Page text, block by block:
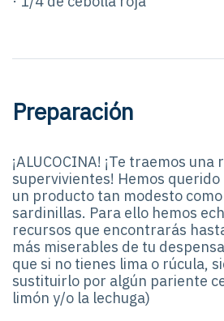
Preparación
¡ALUCOCINA! ¡Te traemos
supervivientes! Hemos
un producto tan modesto
sardinillas. Para ello hemos
recursos que encontrarás
más miserables de tu
que si no tienes lima o rúcula,
sustituirlo por algún pariente
limón y/o la lechuga)